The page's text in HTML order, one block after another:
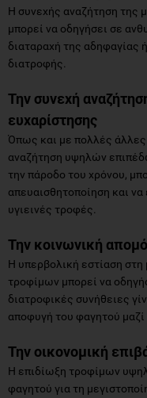
Η συνεχής αναζήτηση της
μπορεί να οδηγήσει σε
διαταραχή της αδηφαγίας
διατροφής.
Την συνεχή
ευχαρίστησης
Όπως και με πολλές
αναζήτηση υψηλών
την πάροδο του χρόνου,
απευαισθητοποίηση και
υγιεινές τροφές.
Την κοινωνική
Η υπερβολική εστίαση
τροφίμων μπορεί να
διατροφικές συνήθειες
αποφυγή του φαγητού μαζί
Την οικονομική
Η επιδίωξη τροφίμων
φαγητού για τη